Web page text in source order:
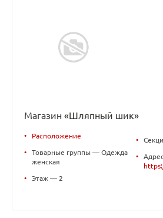
Магазин «Шляпный шик»
• Расположение
•
Товарные группы — Одежда
женская
• Этаж — 2
•
•